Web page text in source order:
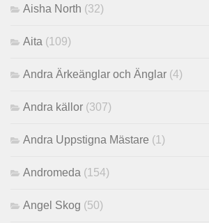
Aisha North (32)
Aita (109)
Andra Ärkeänglar och Änglar (4)
Andra källor (307)
Andra Uppstigna Mästare (1)
Andromeda (154)
Angel Skog (50)